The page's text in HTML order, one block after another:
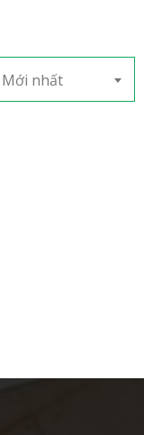
Mới nhất